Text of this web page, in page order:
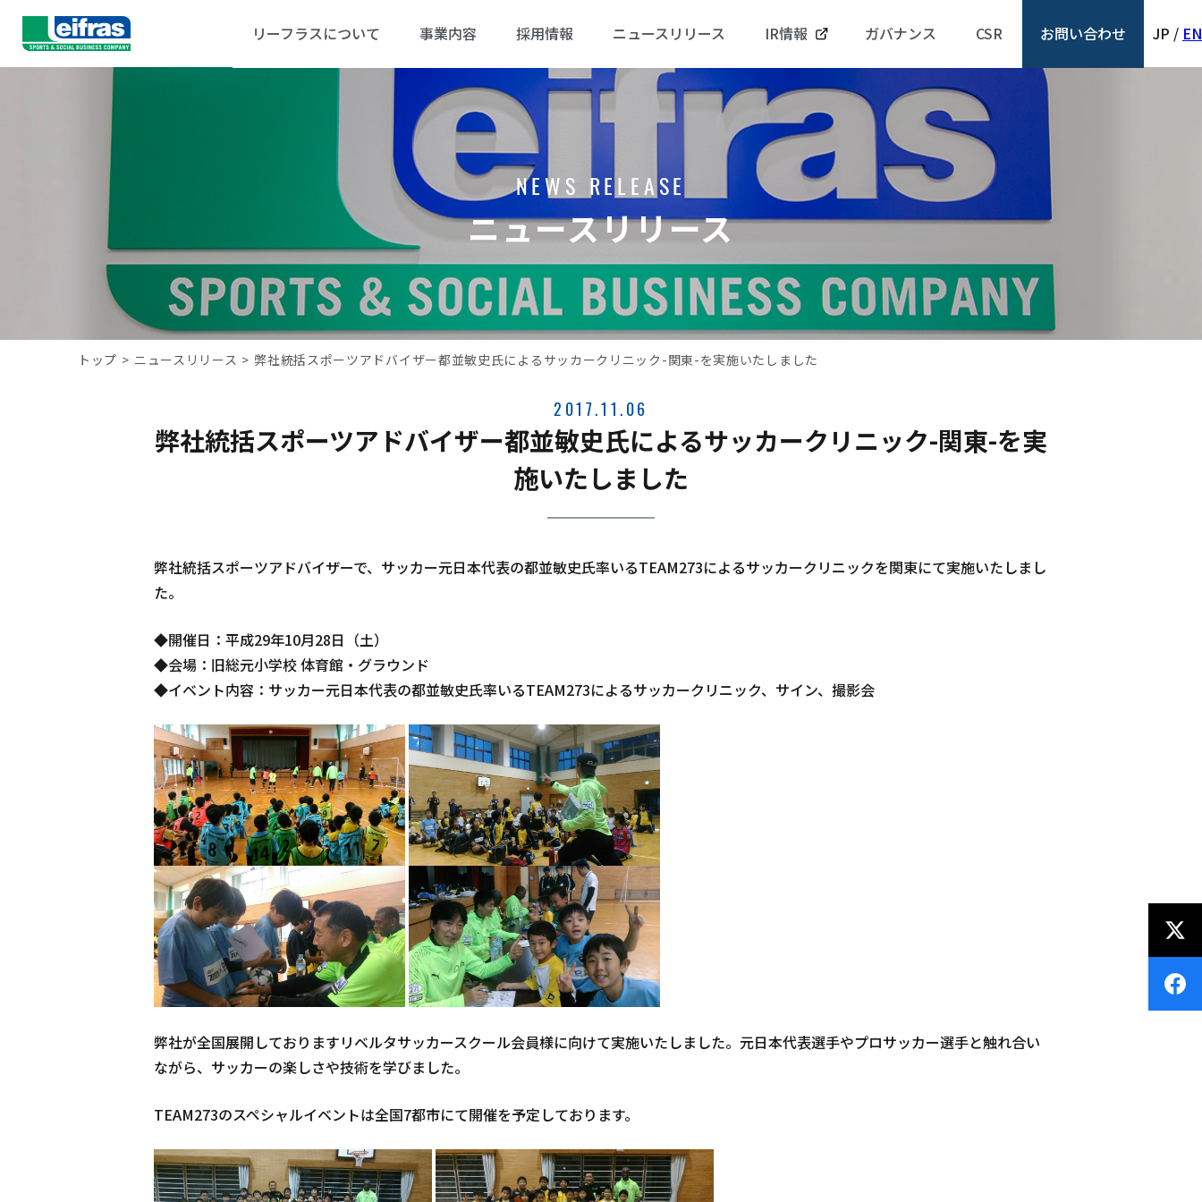
リーフラスについて 事業内容 採用情報 ニュースリリース IR情報 ガバナンス CSR お問い合わせ JP / EN
NEWS RELEASE
ニュースリリース
トップ > ニュースリリース > 弊社統括スポーツアドバイザー都並敏史氏によるサッカークリニック-関東-を実施いたしました
2017.11.06
弊社統括スポーツアドバイザー都並敏史氏によるサッカークリニック-関東-を実
施いたしました
弊社統括スポーツアドバイザーで、サッカー元日本代表の都並敏史氏率いるTEAM273によるサッカークリニックを関東にて実施いたしまし
た。
◆開催日：平成29年10月28日（土）
◆会場：旧総元小学校 体育館・グラウンド
◆イベント内容：サッカー元日本代表の都並敏史氏率いるTEAM273によるサッカークリニック、サイン、撮影会
弊社が全国展開しておりますリベルタサッカースクール会員様に向けて実施いたしました。元日本代表選手やプロサッカー選手と触れ合い
ながら、サッカーの楽しさや技術を学びました。
TEAM273のスペシャルイベントは全国7都市にて開催を予定しております。